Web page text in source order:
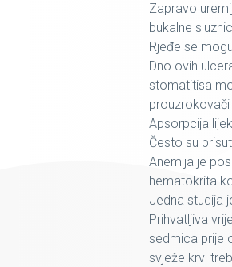
Zapravo
bukalne
Rjeđe se
Dno ovih
stomatitisa
Apsorpcija
Često su
Anemija je
hematokrita
Jedna studija
Prihvatljiva
sedmica prije
svježe krvi